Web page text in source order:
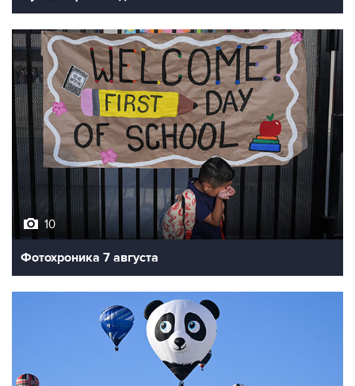
10
Фотохроника 7 августа